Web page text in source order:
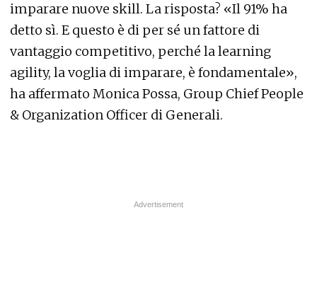
imparare nuove skill. La risposta? «Il 91% ha
detto sì. E questo è di per sé un fattore di
vantaggio competitivo, perché la learning
agility, la voglia di imparare, è fondamentale»,
ha affermato Monica Possa, Group Chief People
& Organization Officer di Generali.